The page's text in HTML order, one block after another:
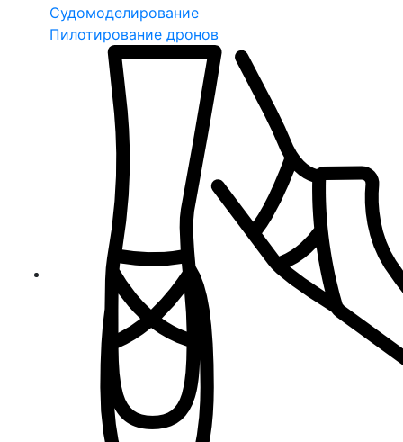
Судомоделирование
Пилотирование дронов